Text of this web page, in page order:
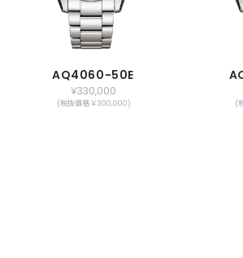
AQ4060-50E
￥330,000
(税抜価格 ￥300,000) (